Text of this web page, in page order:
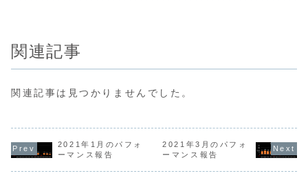
関連記事
関連記事は見つかりませんでした。
2021年1月のパフォ
ーマンス報告
2021年3月のパフォ
ーマンス報告